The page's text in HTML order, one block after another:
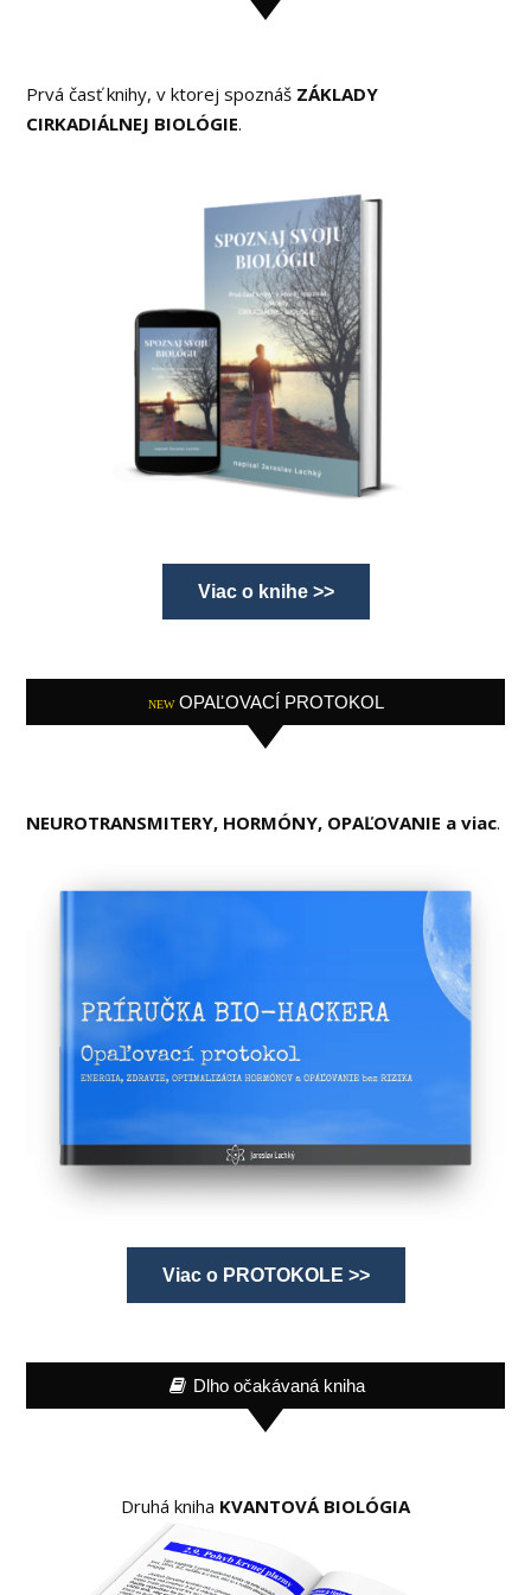
Prvá časť knihy, v ktorej spoznáš ZÁKLADY
CIRKADIÁLNEJ BIOLÓGIE.
Viac o knihe >>
NEW OPAĽOVACÍ PROTOKOL
NEUROTRANSMITERY, HORMÓNY, OPAĽOVANIE a viac.
Viac o PROTOKOLE >>
Dlho očakávaná kniha
Druhá kniha KVANTOVÁ BIOLÓGIA